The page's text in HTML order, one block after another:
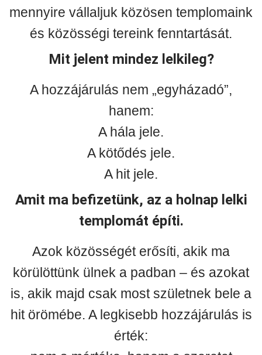
mennyire vállaljuk közösen templomaink
és közösségi tereink fenntartását.
Mit jelent mindez lelkileg?
A hozzájárulás nem „egyházadó”,
hanem:
A hála jele.
A kötődés jele.
A hit jele.
Amit ma befizetünk, az a holnap lelki
templomát építi.
Azok közösségét erősíti, akik ma
körülöttünk ülnek a padban – és azokat
is, akik majd csak most születnek bele a
hit örömébe. A legkisebb hozzájárulás is
érték: